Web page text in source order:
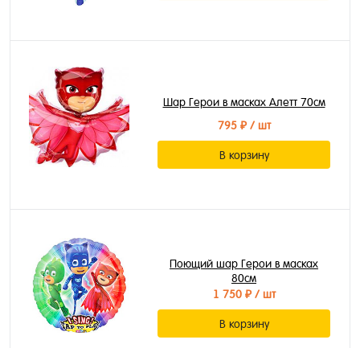
Шар Герои в масках Алетт 70см
795 ₽/ шт
В корзину
Поющий шар Герои в масках
80см
1 750 ₽/ шт
В корзину